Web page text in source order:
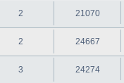
2 21070
2 24667
3 24274